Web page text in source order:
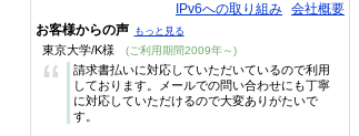
IPv6への取り組み 会社概要
お客様からの声 もっと見る
東京大学/K様 (ご利用期間2009年～)
“
請求書払いに対応していただいているので利用
しております。メールでの問い合わせにも丁寧
に対応していただけるので大変ありがたいで
す。